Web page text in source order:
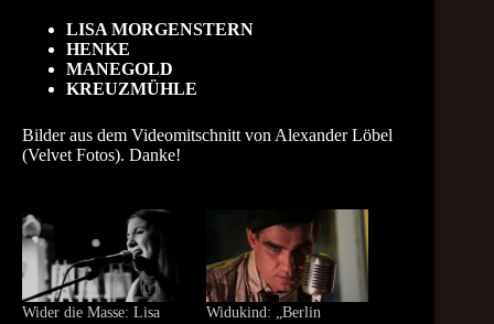
LISA MORGENSTERN
HENKE
MANEGOLD
KREUZMÜHLE
Bilder aus dem Videomitschnitt von Alexander Löbel
(Velvet Fotos). Danke!
Wider die Masse: Lisa
Widukind: „Berlin